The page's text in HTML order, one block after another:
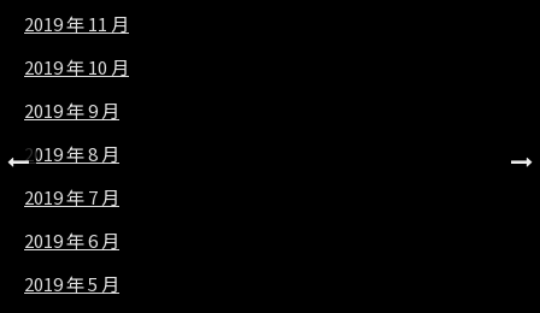
2019 年 11 月
2019 年 10 月
2019 年 9 月
2019 年 8 月
2019 年 7 月
2019 年 6 月
2019 年 5 月